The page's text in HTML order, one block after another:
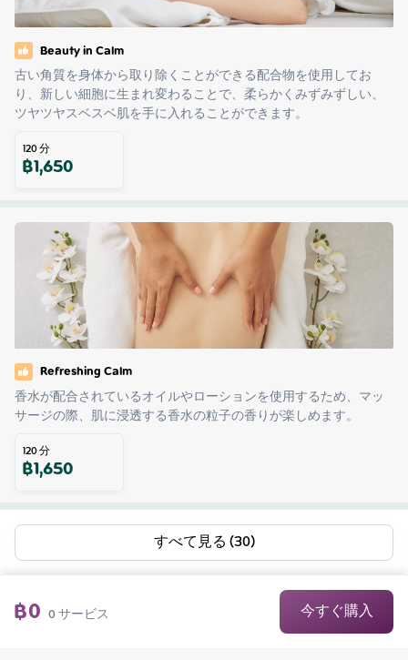
Beauty in Calm
古い角質を身体から取り除くことができる配合物を使用してお
り、新しい細胞に生まれ変わることで、柔らかくみずみずしい、
ツヤツヤスベスベ肌を手に入れることができます。
120分
฿1,650
Refreshing Calm
香水が配合されているオイルやローションを使用するため、マッ
サージの際、肌に浸透する香水の粒子の香りが楽しめます。
120分
฿1,650
すべて見る (30)
฿0 0サービス 今すぐ購入